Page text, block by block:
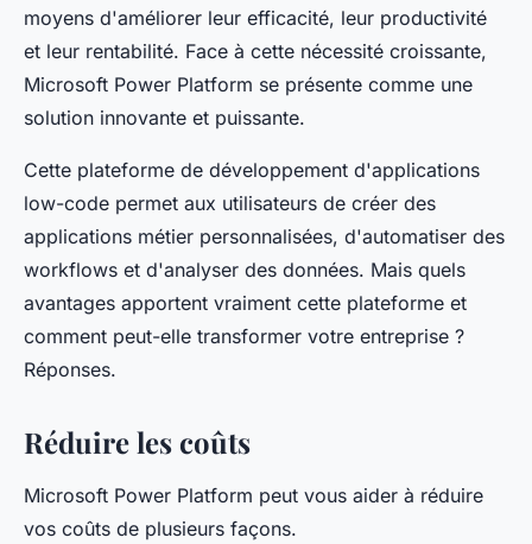
Power Platform pour votre
entreprise
antoinette•25 juillet 2024•2 min de lecture
moyens d'améliorer leur efficacité, leur productivité
et leur rentabilité. Face à cette nécessité croissante,
Microsoft Power Platform se présente comme une
solution innovante et puissante.
Cette plateforme de développement d'applications
low-code permet aux utilisateurs de créer des
applications métier personnalisées, d'automatiser des
workflows et d'analyser des données. Mais quels
avantages apportent vraiment cette plateforme et
comment peut-elle transformer votre entreprise ?
Réponses.
Réduire les coûts
Microsoft Power Platform peut vous aider à réduire
vos coûts de plusieurs façons.